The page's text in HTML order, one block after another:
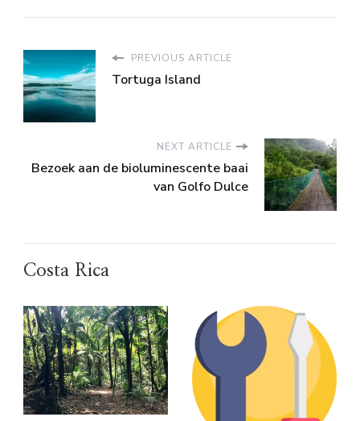
PREVIOUS ARTICLE
Tortuga Island
NEXT ARTICLE
Bezoek aan de bioluminescente baai
van Golfo Dulce
Costa Rica